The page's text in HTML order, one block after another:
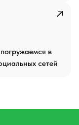
в
сетей